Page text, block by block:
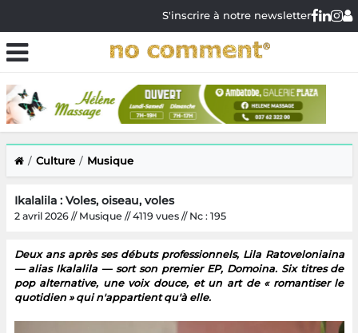
S'inscrire à notre newsletter
Culture Musique
Ikalalila : Voles, oiseau, voles
2 avril 2026 // Musique // 4119 vues // Nc : 195
Deux ans après ses débuts professionnels, Lila Ratoveloniaina
— alias Ikalalila — sort son premier EP, Domoina. Six titres de
pop alternative, une voix douce, et un art de « romantiser le
quotidien » qui n'appartient qu'à elle.